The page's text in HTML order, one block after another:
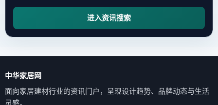
进入资讯搜索
中华家居网
面向家居建材行业的资讯门户，呈现设计趋势、品牌动态与生活
灵感。